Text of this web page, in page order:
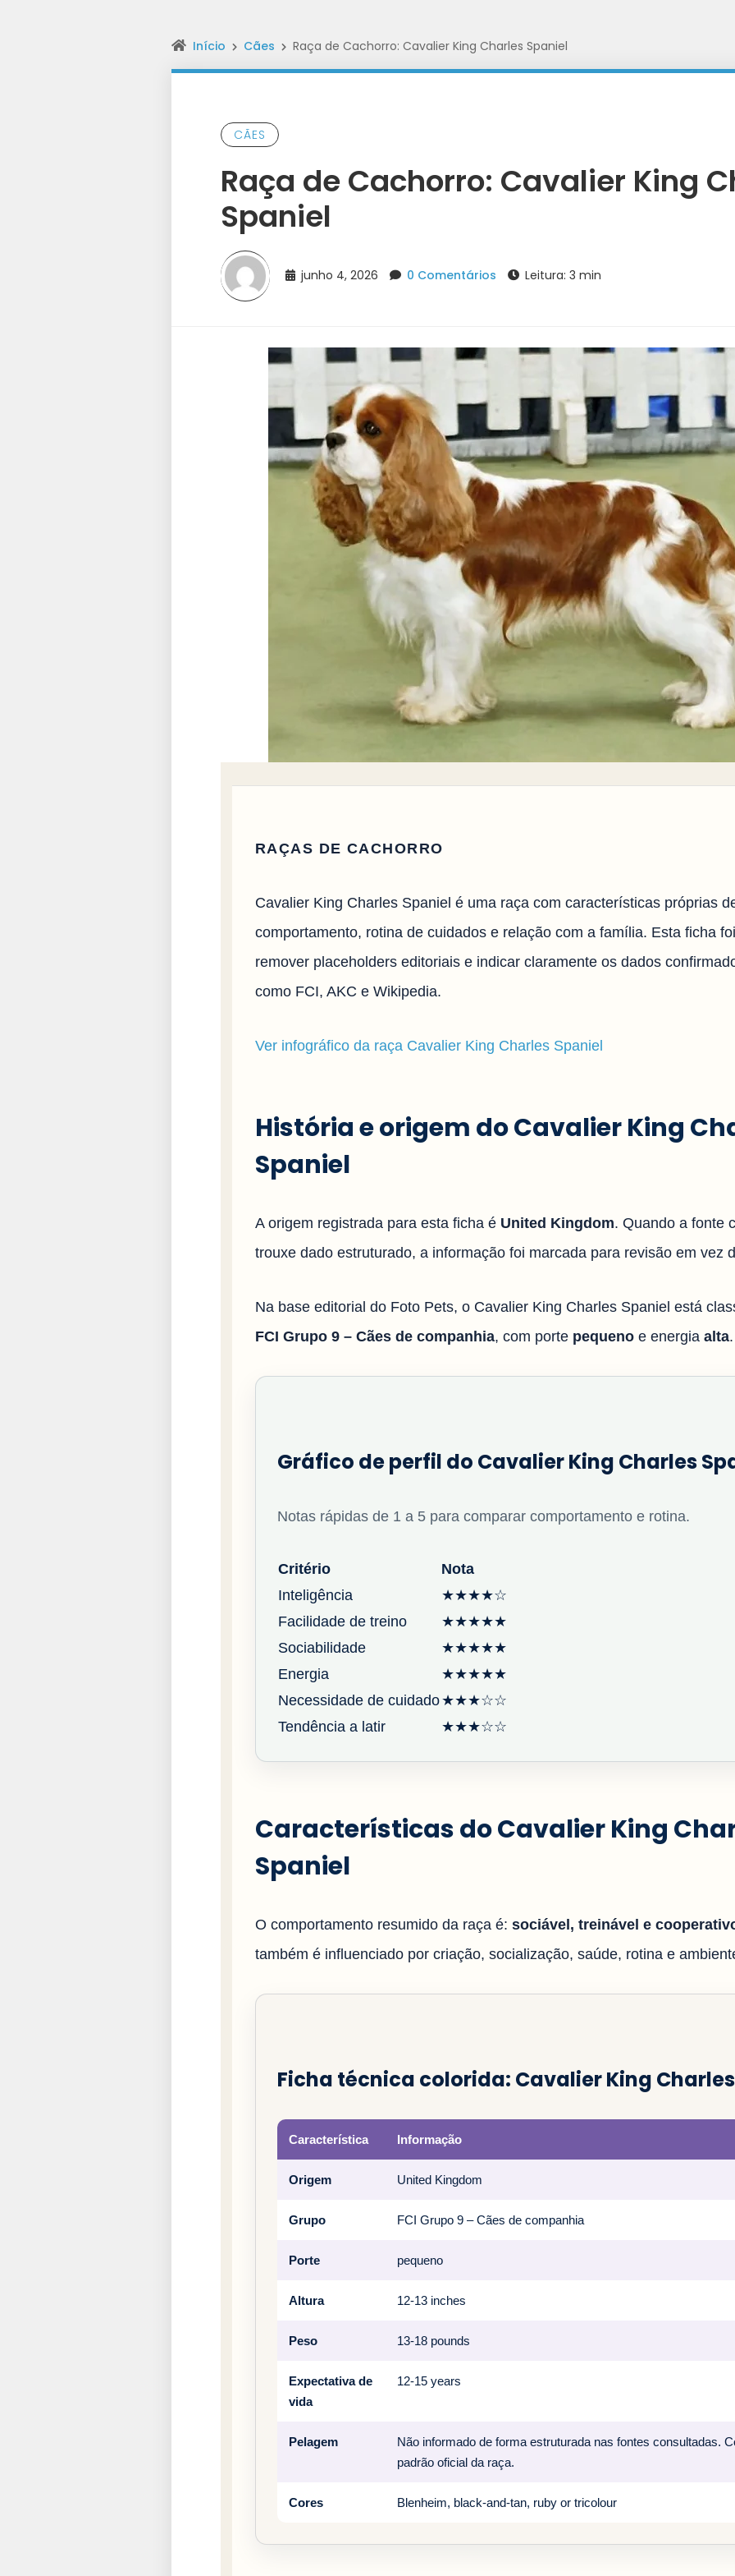
Início Cães Raça de Cachorro: Cavalier King Charles Spaniel
CÃES
Raça de Cachorro: Cavalier King
Spaniel
junho 4, 2026 0 Comentários Leitura: 3 min
RAÇAS DE CACHORRO
Cavalier King Charles Spaniel é uma raça com características próprias
comportamento, rotina de cuidados e relação com a família. Esta ficha
remover placeholders editoriais e indicar claramente os dados
como FCI, AKC e Wikipedia.
Ver infográfico da raça Cavalier King Charles Spaniel
História e origem do Cavalier King
Spaniel
A origem registrada para esta ficha é United Kingdom. Quando a fonte
trouxe dado estruturado, a informação foi marcada para revisão em vez
Na base editorial do Foto Pets, o Cavalier King Charles Spaniel está
FCI Grupo 9 – Cães de companhia, com porte pequeno e energia alta.
Gráfico de perfil do Cavalier King Charles
Notas rápidas de 1 a 5 para comparar comportamento e rotina.
Critério
Nota
Inteligência
★★★★☆
Facilidade de treino
★★★★★
Sociabilidade
★★★★★
Energia
★★★★★
Necessidade de cuidado★★★☆☆
Tendência a latir
★★★☆☆
Características do Cavalier King
Spaniel
O comportamento resumido da raça é: sociável, treinável e
também é influenciado por criação, socialização, saúde, rotina e
Ficha técnica colorida: Cavalier King
Característica Informação
Origem United Kingdom
Grupo FCI Grupo 9 – Cães de companhia
Porte pequeno
Altura 12-13 inches
Peso 13-18 pounds
Expectativa de
vida
12-15 years
Pelagem
Não informado de forma estruturada nas fontes consultadas.
padrão oficial da raça.
Cores Blenheim, black-and-tan, ruby or tricolour